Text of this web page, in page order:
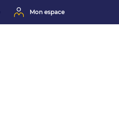
Mon espace